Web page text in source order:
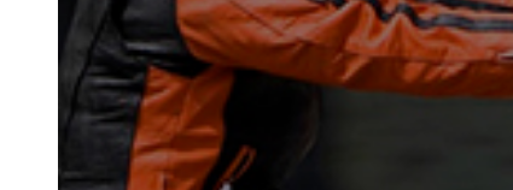
Nosotros
Clientes
Lo que hacemos